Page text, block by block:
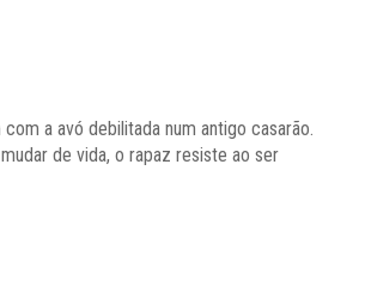
a avó debilitada num antigo casarão.
de vida, o rapaz resiste ao ser